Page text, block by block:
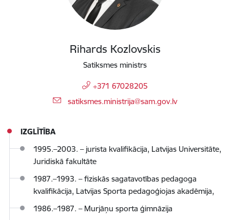
Rihards Kozlovskis
Satiksmes ministrs
+371 67028205
E-pasts:
satiksmes.ministrija@sam.gov.lv
IZGLĪTĪBA
1995.–2003. – jurista kvalifikācija, Latvijas Universitāte,
Juridiskā fakultāte
1987.–1993. – fiziskās sagatavotības pedagoga
kvalifikācija, Latvijas Sporta pedagoģiojas akadēmija,
1986.–1987. – Murjāņu sporta ģimnāzija